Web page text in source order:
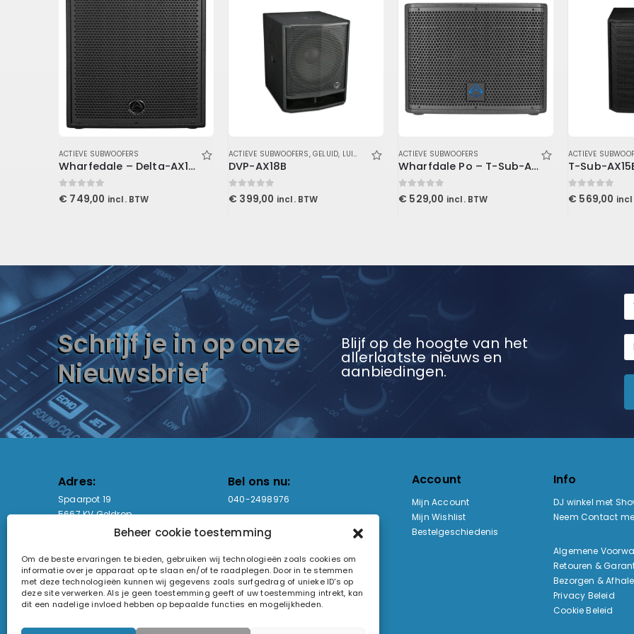
Beheer cookie toestemming
Om de beste ervaringen te bieden, gebruiken wij technologieën zoals cookies om
informatie over je apparaat op te slaan en/of te raadplegen. Door in te stemmen
met deze technologieën kunnen wij gegevens zoals surfgedrag of unieke ID's op
deze site verwerken. Als je geen toestemming geeft of uw toestemming intrekt, kan
dit een nadelige invloed hebben op bepaalde functies en mogelijkheden.
ACTIEVE SUBWOOFERS
Wharfedale – Delta-AX15B
0out of 5
€ 749,00 incl. BTW
ACTIEVE SUBWOOFERS,GELUID, LUIDSPREKERS ,SUBWOOFERS
DVP-AX18B
0out of 5
€ 399,00 incl. BTW
ACTIEVE SUBWOOFERS
Wharfdale Po – T-Sub-AX12B – Active Subwoofer
0out of 5
€ 529,00 incl. BTW
ACTIEVE
0out of 5
€ 569,00
Schrijf je in op onze
Nieuwsbrief
Blijf op de hoogte van het
allerlaatste nieuws en
aanbiedingen.
Adres:
Spaarpot 19
5667 KV Geldrop
Bel ons nu:
040-2498976
sales@lightandsound.store
Openingstijden:
Ma - Vr: 09:00-17:00
Za: Enkel op afspraak
KvK-nummer: 60857196
Btw-nummer: NL854090368B01
Account
Mijn Account
Mijn Wishlist
Bestelgeschiedenis
Info
DJ winkel met
Neem Contact
Algemene
Retouren &
Bezorgen &
Privacy Beleid
Cookie Beleid